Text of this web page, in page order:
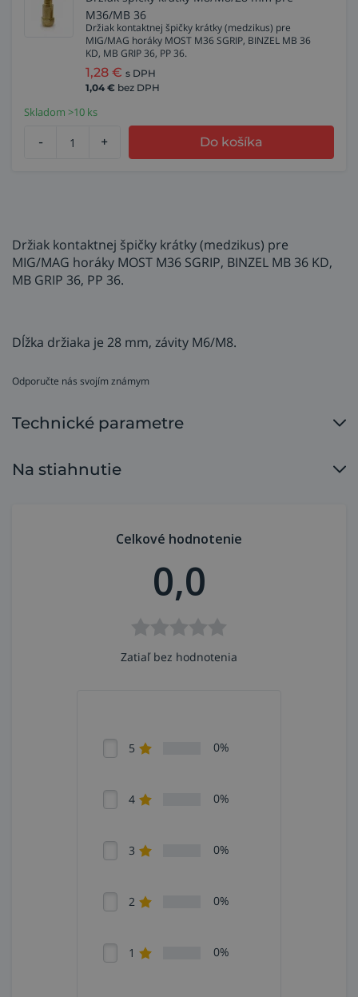
M36/MB 36
Držiak kontaktnej špičky krátky (medzikus) pre
MIG/MAG horáky MOST M36 SGRIP, BINZEL MB 36
KD, MB GRIP 36, PP 36.
1,28 € s DPH
1,04 € bez DPH
Skladom >10 ks
- + Do košíka
Držiak kontaktnej špičky krátky (medzikus) pre
MIG/MAG horáky MOST M36 SGRIP, BINZEL MB 36 KD,
MB GRIP 36, PP 36.
Dĺžka držiaka je 28 mm, závity M6/M8.
Odporučte nás svojím známym
Technické parametre
Na stiahnutie
Celkové hodnotenie
0,0
Zatiaľ bez hodnotenia
5 0%
4 0%
3 0%
2 0%
1 0%